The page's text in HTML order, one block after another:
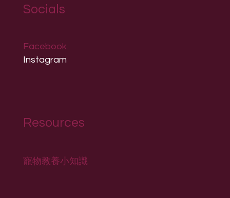
Socials
Facebook
Instagram
Resources
寵物教養小知識